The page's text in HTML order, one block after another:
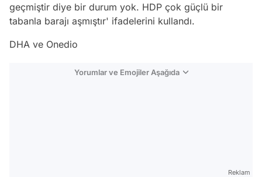
geçmiştir diye bir durum yok. HDP çok güçlü bir
tabanla barajı aşmıştır' ifadelerini kullandı.
DHA ve Onedio
Yorumlar ve Emojiler Aşağıda
Reklam